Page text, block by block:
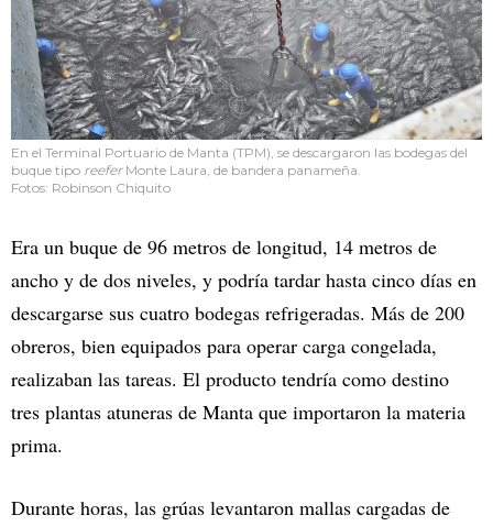
En el Terminal Portuario de Manta (TPM), se descargaron las bodegas del
buque tipo reeferMonte Laura, de bandera panameña.
Fotos: Robinson Chiquito
Era un buque de 96 metros de longitud, 14 metros de
ancho y de dos niveles, y podría tardar hasta cinco días en
descargarse sus cuatro bodegas refrigeradas. Más de 200
obreros, bien equipados para operar carga congelada,
realizaban las tareas. El producto tendría como destino
tres plantas atuneras de Manta que importaron la materia
prima.
Durante horas, las grúas levantaron mallas cargadas de